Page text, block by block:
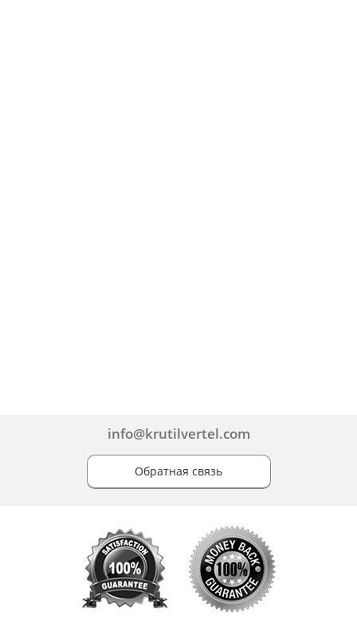
info@krutilvertel.com
Обратная связь